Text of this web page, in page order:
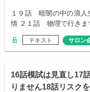
１９話 暗闇の中の浪
情 ２１話 物理で行き
テキスト サロン
16話模試は見直し17
りません18話リスク